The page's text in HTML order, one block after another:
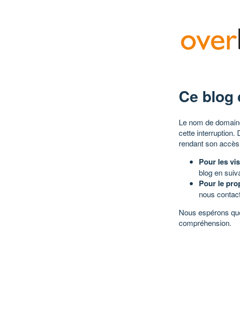
Ce
Le nom de
cette interruption.
rendant son
Pour les
blog en
Pour le
nous
Nous espérons
compréhension.